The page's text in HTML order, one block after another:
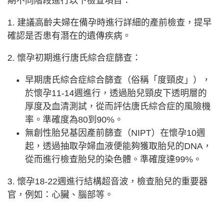
1. 建議高齡夫婦在備孕時進行詳細的產前檢查，提早
確認是否患有潛在的遺傳疾病。
2. 懷孕初期進行唐氏綜合症篩查：
早期唐氏綜合症綜合篩查（俗稱「度頸皮」），
於懷孕11-14週進行，透過胎兒頸皮下透明層的
厚度及血清測試，從而評估唐氏綜合症的風險機
率。準確度為80到90%。
無創性胎兒基因產前篩查（NIPT）在懷孕10週
起，透過抽取孕婦血液便能夠獲取胎兒的DNA，
從而進行檢查胎兒的染色體。準確度達99%。
3. 懷孕18-22週進行結構超音波，檢查胎兒的重要器
官，例如：心臟、腦部等。